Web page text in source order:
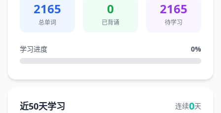
2165
总单词
0
已背诵
2165
待学习
学习进度 0%
近50天学习 连续0天